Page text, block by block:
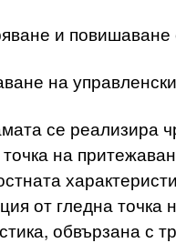
и повишаване
на
се реализира
на
от гледна
обвързана с